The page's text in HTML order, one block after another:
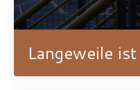
Langeweile